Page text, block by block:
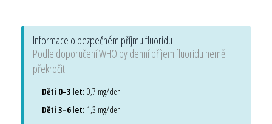
Informace o bezpečném příjmu fluoridu
Podle doporučení WHO by denní příjem fluoridu neměl
překročit:
Děti 0–3 let: 0,7 mg/den
Děti 3–6 let: 1,3 mg/den